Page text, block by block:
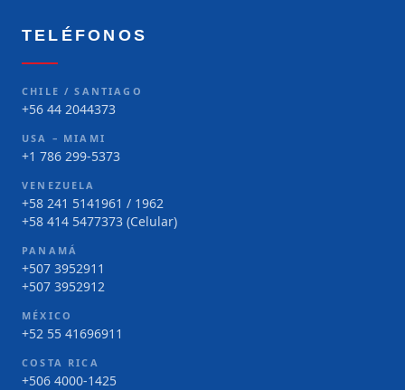
TELÉFONOS
CHILE / SANTIAGO
+56 44 2044373
USA – MIAMI
+1 786 299-5373
VENEZUELA
+58 241 5141961 / 1962
+58 414 5477373 (Celular)
PANAMÁ
+507 3952911
+507 3952912
MÉXICO
+52 55 41696911
COSTA RICA
+506 4000-1425